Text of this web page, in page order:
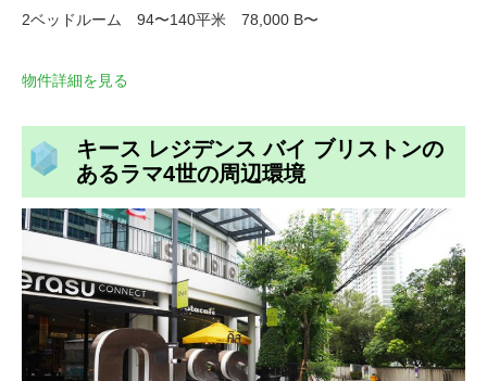
2ベッドルーム 94〜140平米 78,000 B〜
物件詳細を見る
キース レジデンス バイ ブリストンの
あるラマ4世の周辺環境